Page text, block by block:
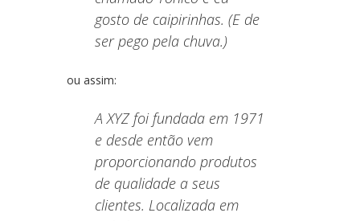
gosto de caipirinhas. (E de
ser pego pela chuva.)
ou assim:
A XYZ foi fundada em 1971
e desde então vem
proporcionando produtos
de qualidade a seus
clientes. Localizada em